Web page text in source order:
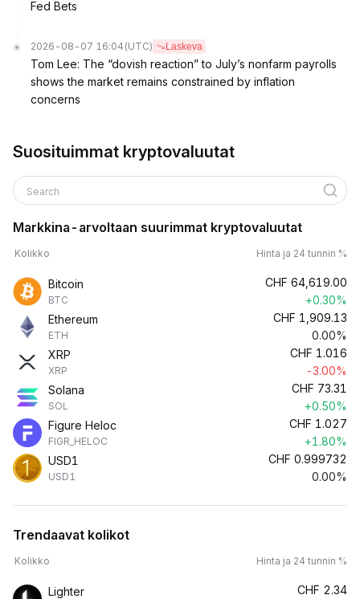
Fed Bets
2026-08-07 16:04 (UTC) Laskeva
Tom Lee: The “dovish reaction” to July’s nonfarm payrolls
shows the market remains constrained by inflation
concerns
Suosituimmat kryptovaluutat
Search
Markkina-arvoltaan suurimmat kryptovaluutat
Kolikko Hinta ja 24 tunnin %
Bitcoin
BTC
CHF 64,619.00
+0.30%
Ethereum
ETH
CHF 1,909.13
0.00%
XRP
XRP
CHF 1.016
-3.00%
Solana
SOL
CHF 73.31
+0.50%
Figure Heloc
FIGR_HELOC
CHF 1.027
+1.80%
USD1
USD1
CHF 0.999732
0.00%
Trendaavat kolikot
Kolikko Hinta ja 24 tunnin %
Lighter CHF 2.34